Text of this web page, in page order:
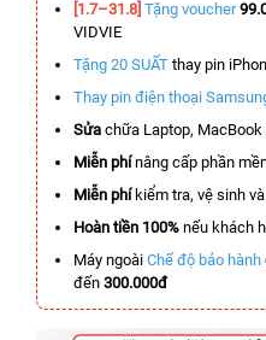
[1.7–31.8] Tặng voucher
VIDVIE
Tặng 20 SUẤT thay pin
Thay pin điện thoại
Sửa chữa Laptop, MacBook
Miễn phínâng cấp phần
Miễn phíkiểm tra, vệ sinh
Hoàn tiền 100% nếu khách
Máy ngoài Chế độ bảo hành
đến 300.000đ